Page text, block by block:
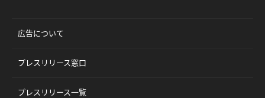
広告について
プレスリリース窓口
プレスリリース一覧